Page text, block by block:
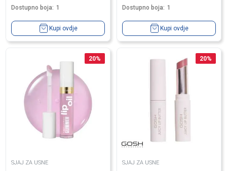
Dostupno boja: 1
Kupi ovdje
Dostupno boja: 1
Kupi ovdje
20%
SJAJ ZA USNE
20%
SJAJ ZA USNE